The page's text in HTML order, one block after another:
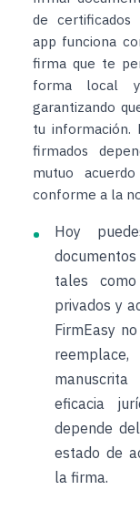
de certificados
app funciona
firma que te
forma local
garantizando
tu información.
firmados
mutuo
conforme a la
Hoy
tales
privados y
FirmEasy
eficacia
depende
estado de
la firma.